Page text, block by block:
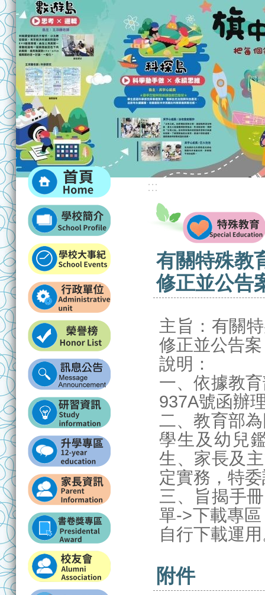
:::
:::
有關特殊教
修正並公告
主旨：有關
修正並公告
說明：
一、依據教
937A號函辦
二、教育部
學生及幼兒
生、家長及
定實務，特
三、旨揭手
單->下載專
自行下載運
附件